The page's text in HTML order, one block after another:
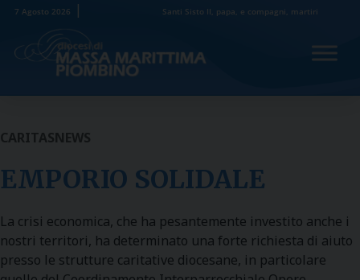
Skip
content
7 Agosto 2026 Santi Sisto II, papa, e compagni, martiri
CARITASNEWS
EMPORIO SOLIDALE
La crisi economica, che ha pesantemente investito anche i
nostri territori, ha determinato una forte richiesta di aiuto
presso le strutture caritative diocesane, in particolare